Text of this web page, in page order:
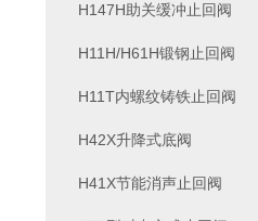
H147H助关缓冲止回阀
H11H/H61H锻钢止回阀
H11T内螺纹铸铁止回阀
H42X升降式底阀
H41X节能消声止回阀